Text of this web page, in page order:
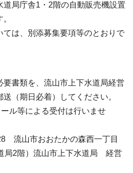
局庁舎1・2階の自動販売機設置
ては、別添募集要項等のとおりで
書類を、流山市上下水道局経営
（期日必着）してください。
ル等による受付は行いませ
流山市おおたかの森西一丁目
局2階）流山市上下水道局 経営